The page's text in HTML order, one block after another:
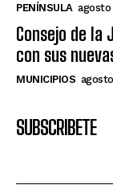
PENÍNSULA agosto
Consejo de la
con sus
MUNICIPIOS
SUBSCRIBETE